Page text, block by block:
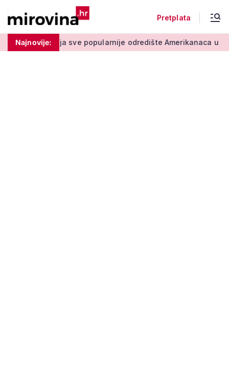
Pretplata
Najnovije:
popularnije odredište Amerikanaca u mirovini: Pruža mir i